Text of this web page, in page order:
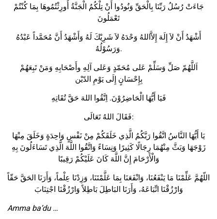
جَاءَتْ رُسُلُ رَبِّنَا بِالْحَقِّ وَنُودُوا أَنْ تِلْكُمُ الْجَنَّةُ أُورِثْتُمُوهَا بِمَا كُنْتُمْ
تَعْمَلُونَ
أَشْهَدُ أَنْ لاَ إِلَهَ إِلاَّاللهُ وَحْدَهُ لاَ شَرِيْكَ لَهُ وَأَشْهَدُ أَنَّ مُحَمَّداً عَبْدُهُ
وَرَسُوْلُهُ.
اَللَّهُمّ صَلِّ وَسَلِّمْ عَلى مُحَمّدٍ وَعَلى آلِهِ وأَصْحَابِهِ وَمَنْ تَبِعَهُمْ
بِإِحْسَانٍ إِلَى يَوْمِ الدّيْن
فَيَا أَيُّهَا الْحَاضِرُوْنَ. اِتَّقُوا اللهَ حَقَّ تُقَاتِهِ
فَقَالَ اللهُ تَعَالَى:
يَا أَيُّهَا النَّاسُ اتَّقُوا رَبَّكُمُ الَّذِي خَلَقَكُمْ مِنْ نَفْسٍ وَاحِدَةٍ وَخَلَقَ مِنْهَا
زَوْجَهَا وَبَثَّ مِنْهُمَا رِجَالًا كَثِيرًا وَنِسَاءً وَاتَّقُوا اللَّهَ الَّذِي تَسَاءَلُونَ بِهِ
وَالْأَرْحَامَ إِنَّ اللَّهَ كَانَ عَلَيْكُمْ رَقِيبًا
اللّهُمَّ عَلِّمْنَا مَا يَنْفَعُنَا، وَانْفَعَنَا بِمَا عَلَّمْتَنَا، وَزِدْنَا عِلْماً، وَأَرَنَا الحَقَّ حَقّاً
وَارْزُقْنَا اتِّبَاعَهُ، وَأَرَنَا البَاطِلَ بَاطِلاً وَارْزُقْنَا اجْتِنَابَ
Amma ba’du …